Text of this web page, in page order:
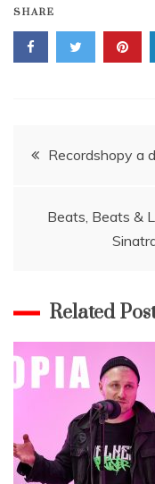
SHARE
Navigace
příspěvek
Recordshopy a
Beats, Beats &
Related